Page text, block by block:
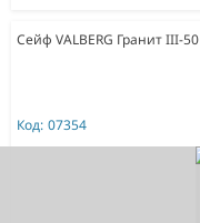
Сейф VALBERG Гранит III-50
Код: 07354